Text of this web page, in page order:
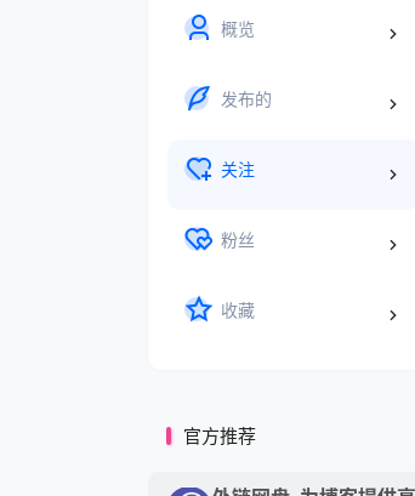
概览
发布的
关注
粉丝
收藏
官方推荐